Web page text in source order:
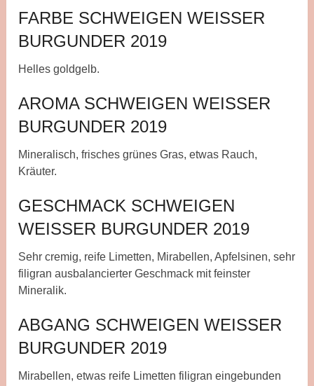
FARBE SCHWEIGEN WEISSER
BURGUNDER 2019
Helles goldgelb.
AROMA SCHWEIGEN WEISSER
BURGUNDER 2019
Mineralisch, frisches grünes Gras, etwas Rauch,
Kräuter.
GESCHMACK SCHWEIGEN
WEISSER BURGUNDER 2019
Sehr cremig, reife Limetten, Mirabellen, Apfelsinen, sehr
filigran ausbalancierter Geschmack mit feinster
Mineralik.
ABGANG SCHWEIGEN WEISSER
BURGUNDER 2019
Mirabellen, etwas reife Limetten filigran eingebunden